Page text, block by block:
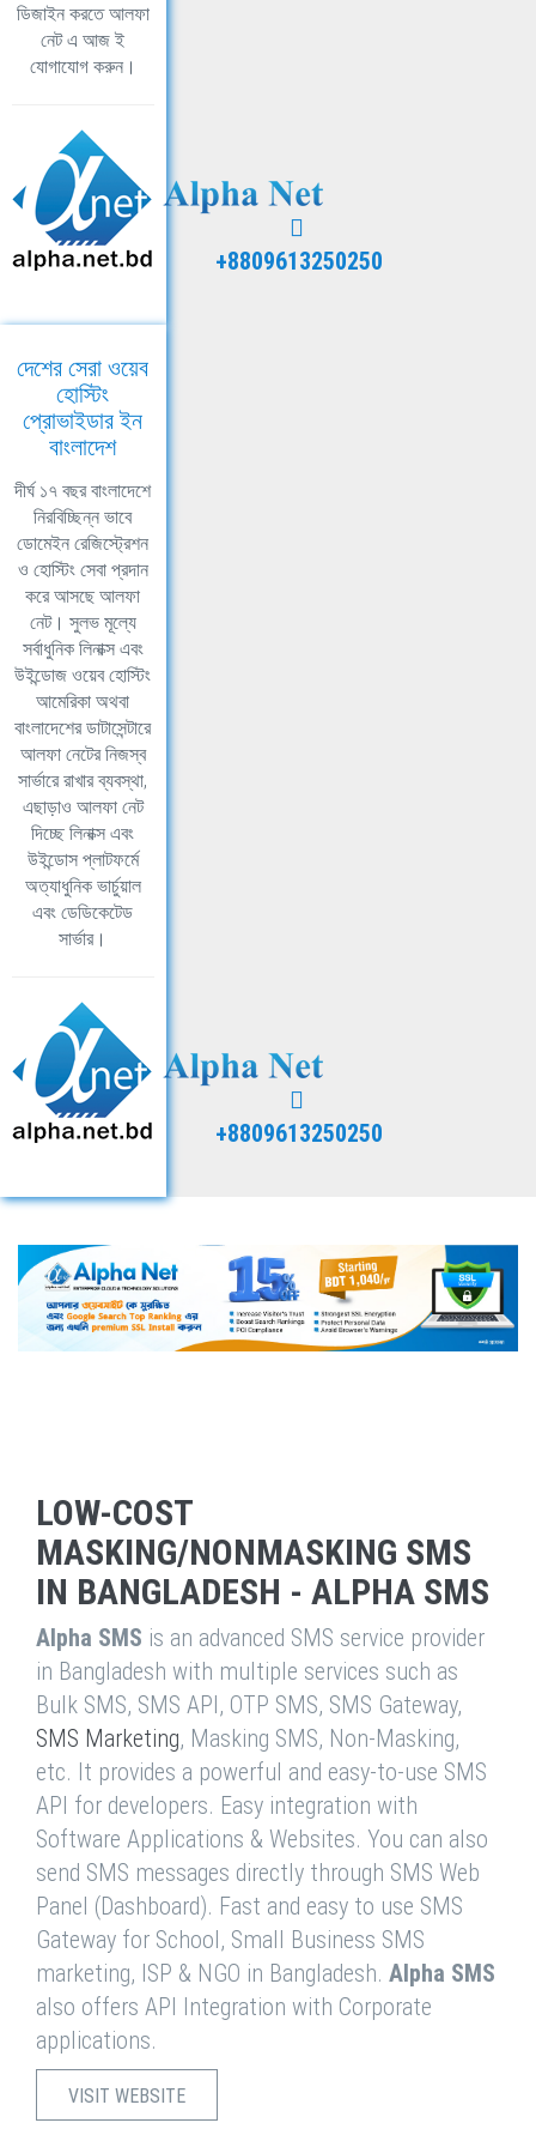
ডিজাইন করতে আলফা
নেট এ আজ ই
যোগাযোগ করুন।
+8809613250250
দেশের সেরা ওয়েব
হোস্টিং
প্রোভাইডার ইন
বাংলাদেশ
দীর্ঘ ১৭ বছর বাংলাদেশে
নিরবিচ্ছিন্ন ভাবে
ডোমেইন রেজিস্ট্রেশন
ও হোস্টিং সেবা প্রদান
করে আসছে আলফা
নেট। সুলভ মূল্যে
সর্বাধুনিক লিনাক্স এবং
উইন্ডোজ ওয়েব হোস্টিং
আমেরিকা অথবা
বাংলাদেশের ডাটাসেন্টারে
আলফা নেটের নিজস্ব
সার্ভারে রাখার ব্যবস্থা,
এছাড়াও আলফা নেট
দিচ্ছে লিনাক্স এবং
উইন্ডোস প্লাটফর্মে
অত্যাধুনিক ভার্চুয়াল
এবং ডেডিকেটেড
সার্ভার।
+8809613250250
LOW-COST
MASKING/NONMASKING SMS
IN BANGLADESH - ALPHA SMS
Alpha SMS is an advanced SMS service provider
in Bangladesh with multiple services such as
Bulk SMS, SMS API, OTP SMS, SMS Gateway,
SMS Marketing, Masking SMS, Non-Masking,
etc. It provides a powerful and easy-to-use SMS
API for developers. Easy integration with
Software Applications & Websites. You can also
send SMS messages directly through SMS Web
Panel (Dashboard). Fast and easy to use SMS
Gateway for School, Small Business SMS
marketing, ISP & NGO in Bangladesh. Alpha SMS
also offers API Integration with Corporate
applications.
VISIT WEBSITE